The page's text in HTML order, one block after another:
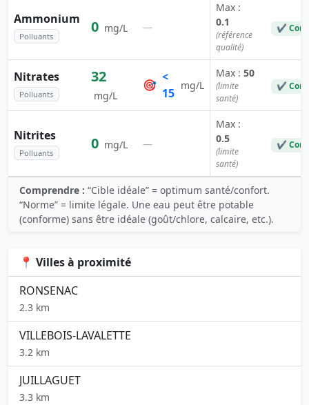
Ammonium
Polluants
0 mg/L —
Max :
0.1
(référence
qualité)
✔
Nitrates
Polluants
32
mg/L
🎯
<
15
mg/L
Max : 50
(limite
santé)
✔
Nitrites
Polluants
0 mg/L —
Max :
0.5
(limite
santé)
✔
Comprendre : “Cible idéale” = optimum santé/confort.
“Norme” = limite légale. Une eau peut être potable
(conforme) sans être idéale (goût/chlore, calcaire, etc.).
📍 Villes à proximité
RONSENAC
2.3 km
VILLEBOIS-LAVALETTE
3.2 km
JUILLAGUET
3.3 km